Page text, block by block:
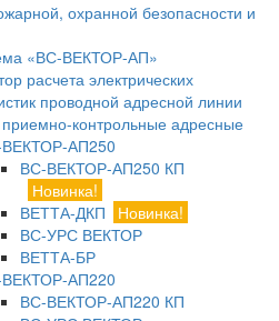
охранной безопасности и
«ВС-ВЕКТОР-АП»
расчета электрических
проводной адресной линии
контрольные адресные
АП250
ВС-ВЕКТОР-АП250 КП
Новинка!
ВЕТТА-ДКП
Новинка!
ВС-УРС ВЕКТОР
ВЕТТА-БР
АП220
ВС-ВЕКТОР-АП220 КП